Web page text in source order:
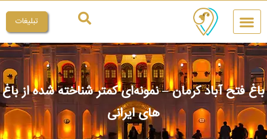
تبلیغات
باغ فتح آباد کرمان – نمونه‌ای کمتر شناخته شده از باغ
های ایرانی